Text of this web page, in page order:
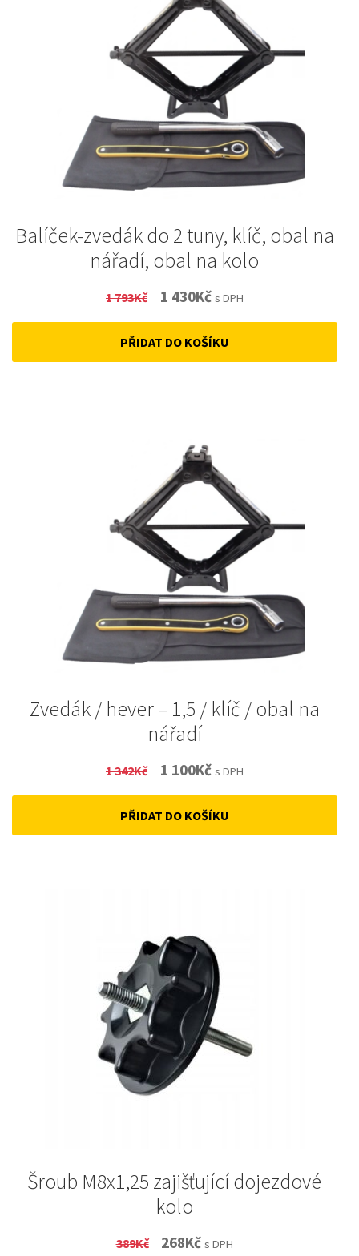
Balíček-zvedák do 2 tuny, klíč, obal na
nářadí, obal na kolo
1 793Kč
Original
price
was:
1 430KčCurrent
price
is:
s DPH
PŘIDAT DO KOŠÍKU
Zvedák / hever – 1,5 / klíč / obal na
nářadí
1 342Kč
Original
price
was:
1 100KčCurrent
price
is:
s DPH
PŘIDAT DO KOŠÍKU
Šroub M8x1,25 zajišťující dojezdové
kolo
389Kč
Original
268KčCurrent
s DPH